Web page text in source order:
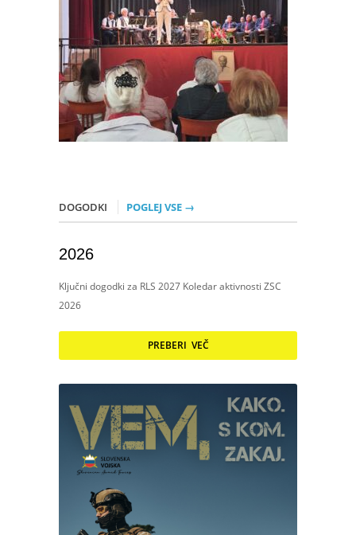
DOGODKI POGLEJ VSE →
2026
Ključni dogodki za RLS 2027 Koledar aktivnosti ZSC
2026
PREBERI VEČ